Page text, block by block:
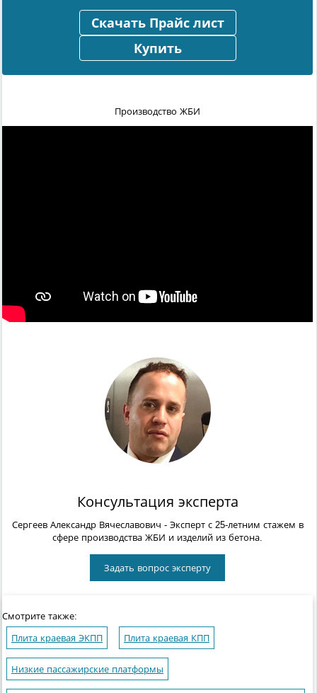
Скачать Прайс лист
Купить
Производство ЖБИ
Консультация эксперта
Сергеев Александр Вячеславович - Эксперт с 25-летним стажем в
сфере производства ЖБИ и изделий из бетона.
Задать вопрос эксперту
Смотрите также:
Плита краевая ЭКПП Плита краевая КПП
Низкие пассажирские платформы